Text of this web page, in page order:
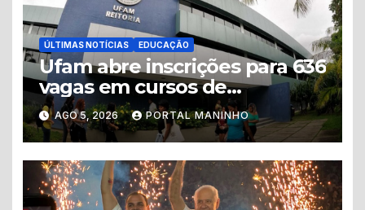
ÚLTIMAS NOTÍCIAS EDUCAÇÃO
Ufam abre inscrições para 636
vagas em cursos de
graduação no interior do
Amazonas
AGO 5, 2026 PORTAL MANINHO